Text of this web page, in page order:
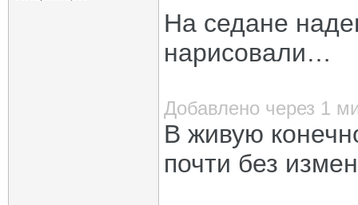
На седане
нарисовали…
Добавлено через 1
В живую
почти без